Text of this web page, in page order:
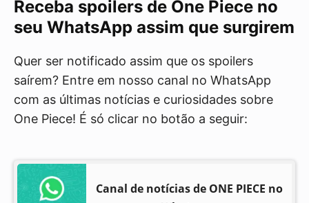
Receba spoilers de One Piece no
seu WhatsApp assim que surgirem
Quer ser notificado assim que os spoilers
saírem? Entre em nosso canal no WhatsApp
com as últimas notícias e curiosidades sobre
One Piece! É só clicar no botão a seguir:
Canal de notícias de ONE PIECE no